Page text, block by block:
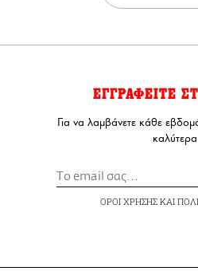
ΕΓΓΡΑΦΕΙΤΕ
Για να λαμβάνετε κάθε
ΟΡΟΙ ΧΡΗΣΗΣΚΑΙ